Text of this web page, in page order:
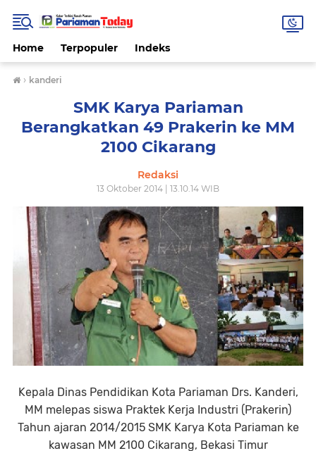
Home Terpopuler Indeks
› kanderi
SMK Karya Pariaman
Berangkatkan 49 Prakerin ke MM
2100 Cikarang
Redaksi
13 Oktober 2014 | 13.10.14 WIB
Kepala Dinas Pendidikan Kota Pariaman Drs. Kanderi,
MM melepas siswa Praktek Kerja Industri (Prakerin)
Tahun ajaran 2014/2015 SMK Karya Kota Pariaman ke
kawasan MM 2100 Cikarang, Bekasi Timur